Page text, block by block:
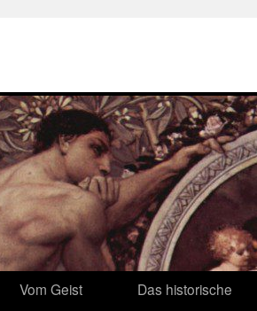
Vom Geist
Das historische